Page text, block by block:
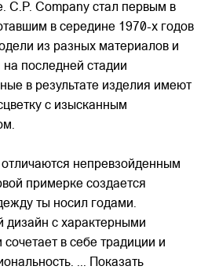
C.P. Company стал первым в
в середине 1970-х годов
из разных материалов и
последней стадии
в результате изделия имеют
с изысканным
непревзойденным
примерке создается
ты носил годами.
дизайн с характерными
в себе традиции и
... Показать